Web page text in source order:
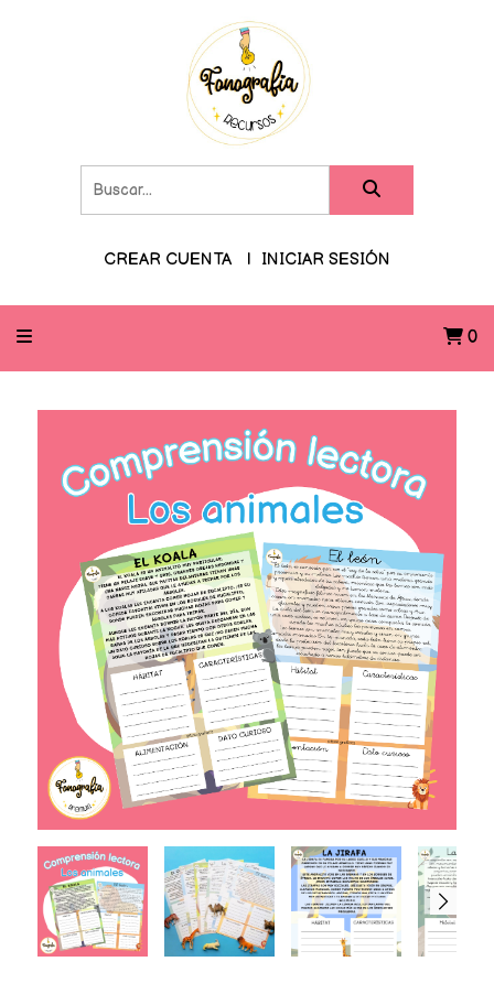
CREAR CUENTA INICIAR SESIÓN
0